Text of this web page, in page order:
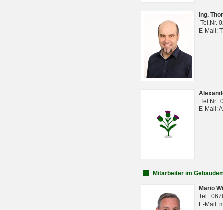
Ing.
Tel.Nr.
E-Mail:
Tel.Nr.:
E-Mail:
Mitarbeiter im
Mario
Tel.:
E-Mail: